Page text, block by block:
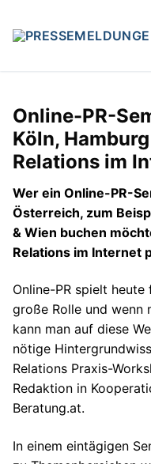
Inhalt
Online-PR-
Köln,
Relations im
Wer ein Online-PR-
Österreich, zum
& Wien buchen
Relations im Internet
Online-PR spielt
große Rolle und wenn
kann man auf diese
nötige
Relations Praxis-
Redaktion in
Beratung.at.
In einem eintägigen